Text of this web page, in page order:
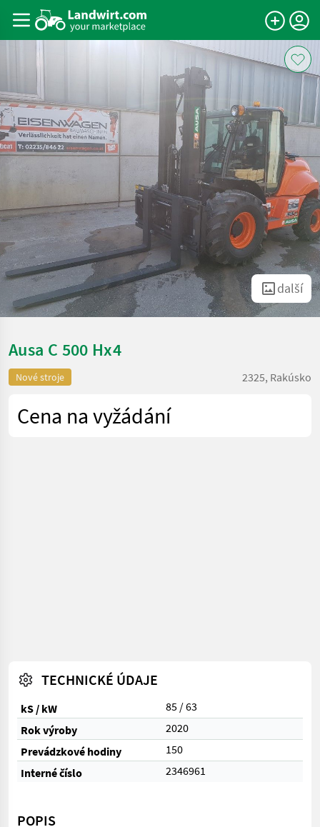
další
Ausa C 500 Hx4
Nové stroje 2325, Rakúsko
Cena na vyžádání
TECHNICKÉ ÚDAJE
kS / kW
85 / 63
Rok výroby
2020
Prevádzkové hodiny
150
Interné číslo
2346961
POPIS